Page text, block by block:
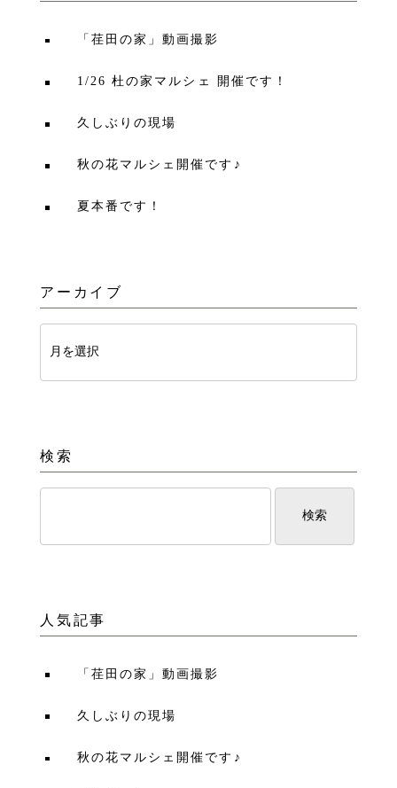
「荏田の家」動画撮影
1/26 杜の家マルシェ 開催です！
久しぶりの現場
秋の花マルシェ開催です♪
夏本番です！
アーカイブ
検索
人気記事
「荏田の家」動画撮影
久しぶりの現場
秋の花マルシェ開催です♪